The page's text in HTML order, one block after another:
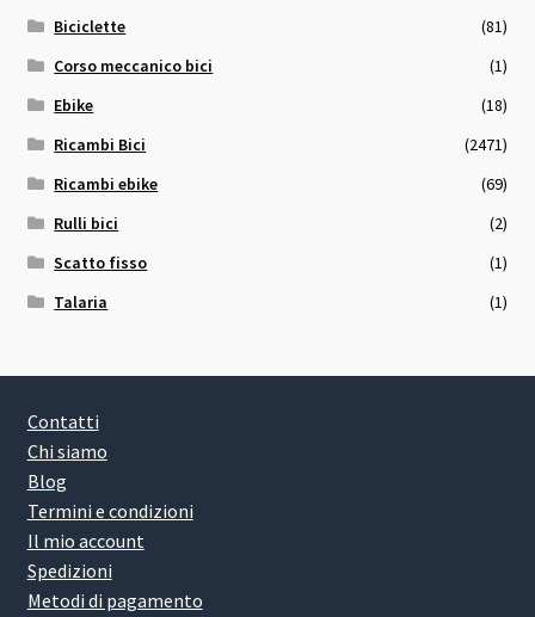
Biciclette
(81)
Corso meccanico bici
(1)
Ebike
(18)
Ricambi Bici
(2471)
Ricambi ebike
(69)
Rulli bici
(2)
Scatto fisso
(1)
Talaria
(1)
Contatti
Chi siamo
Blog
Termini e condizioni
Il mio account
Spedizioni
Metodi di pagamento